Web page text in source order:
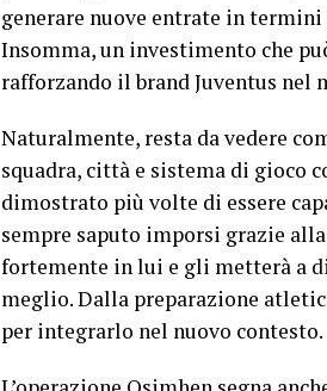
generare nuove entrate in
Insomma, un investimento che
rafforzando il brand Juventus nel
Naturalmente, resta da vedere
squadra, città e sistema di gioco
dimostrato più volte di essere
sempre saputo imporsi grazie
fortemente in lui e gli metterà a
meglio. Dalla preparazione
per integrarlo nel nuovo contesto.